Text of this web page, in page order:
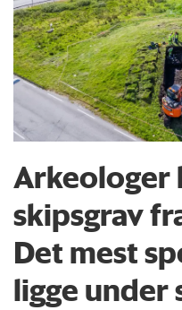
Arkeologer
skipsgrav
Det mest
ligge under